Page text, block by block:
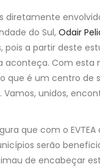
diretamente
do Sul,Odair
pois a partir deste
aconteça. Com esta
que é um centro de
Vamos, unidos,
que com o
serão
de encabeçar